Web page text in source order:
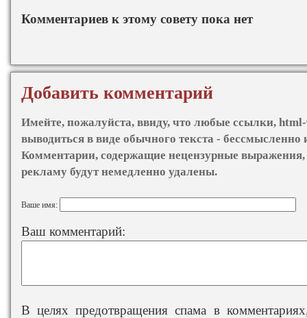
Комментариев к этому совету пока нет
Добавить комментарий
Имейте, пожалуйста, ввиду, что любые ссылки,
выводиться в виде обычного текста - бессмысленно
Комментарии, содержащие нецензурные
рекламу будут немедленно удалены.
Ваше имя:
Ваш комментарий:
В целях предотвращения спама в